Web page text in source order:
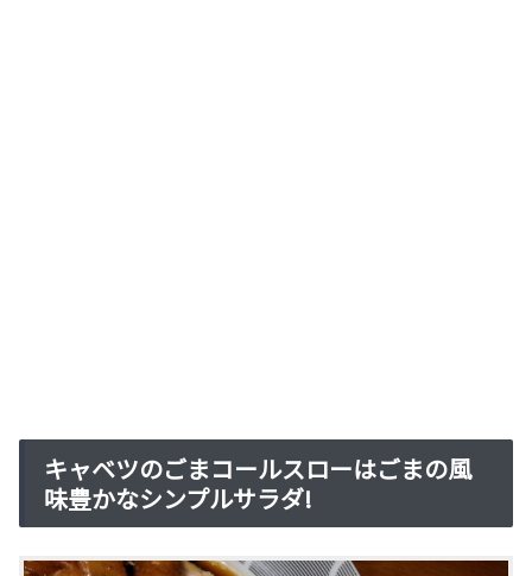
キャベツのごまコールスローはごまの風
味豊かなシンプルサラダ!